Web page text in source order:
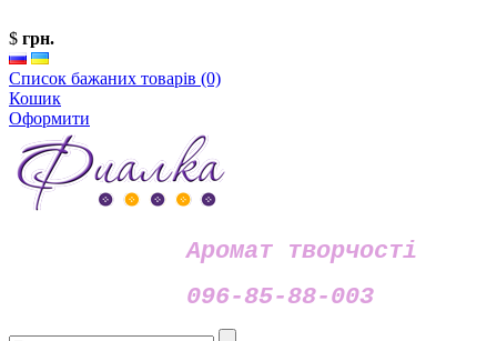
$ грн.
Список бажаних товарів (0)
Кошик
Оформити
Аромат творчості
096-85-88-003